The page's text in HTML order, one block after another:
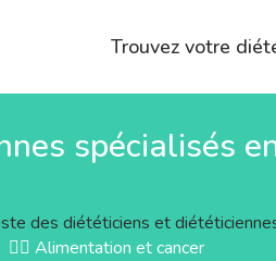
Trouvez votre
spécialisés en
des diététiciens et
🧑‍⚕️ Alimentation et cancer